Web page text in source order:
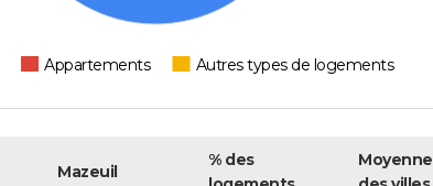
Appartements Autres types de logements
Mazeuil
% des
Moyenne